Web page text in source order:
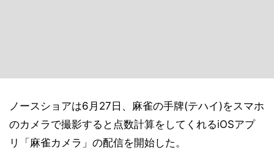
ノースショアは6月27日、麻雀の手牌(テハイ)をスマホ
のカメラで撮影すると点数計算をしてくれるiOSアプ
リ「麻雀カメラ」の配信を開始した。